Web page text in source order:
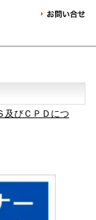
及びＣＰＤにつ